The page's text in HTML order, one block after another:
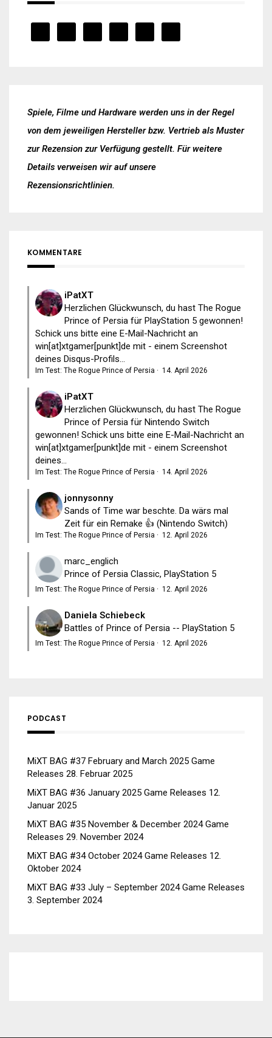
Spiele, Filme und Hardware werden uns in der Regel
von dem jeweiligen Hersteller bzw. Vertrieb als Muster
zur Rezension zur Verfügung gestellt. Für weitere
Details verweisen wir auf unsere
Rezensionsrichtlinien.
KOMMENTARE
iPatXT
Herzlichen Glückwunsch, du hast The Rogue
Prince of Persia für PlayStation 5 gewonnen!
Schick uns bitte eine E-Mail-Nachricht an
win[at]xtgamer[punkt]de mit - einem Screenshot
deines Disqus-Profils...
Im Test: The Rogue Prince of Persia · 14. April 2026
iPatXT
Herzlichen Glückwunsch, du hast The Rogue
Prince of Persia für Nintendo Switch
gewonnen! Schick uns bitte eine E-Mail-Nachricht an
win[at]xtgamer[punkt]de mit - einem Screenshot
deines...
Im Test: The Rogue Prince of Persia · 14. April 2026
jonnysonny
Sands of Time war beschte. Da wärs mal
Zeit für ein Remake 👍 (Nintendo Switch)
Im Test: The Rogue Prince of Persia · 12. April 2026
marc_englich
Prince of Persia Classic, PlayStation 5
Im Test: The Rogue Prince of Persia · 12. April 2026
Daniela Schiebeck
Battles of Prince of Persia -- PlayStation 5
Im Test: The Rogue Prince of Persia · 12. April 2026
PODCAST
MiXT BAG #37 February and March 2025 Game
Releases 28. Februar 2025
MiXT BAG #36 January 2025 Game Releases 12.
Januar 2025
MiXT BAG #35 November & December 2024 Game
Releases 29. November 2024
MiXT BAG #34 October 2024 Game Releases 12.
Oktober 2024
MiXT BAG #33 July – September 2024 Game Releases
3. September 2024